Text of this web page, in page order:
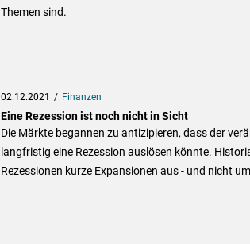
Themen sind.
02.12.2021 Finanzen
Eine Rezession ist noch nicht in Sicht
Die Märkte begannen zu antizipieren, dass der
langfristig eine Rezession auslösen könnte.
Rezessionen kurze Expansionen aus - und nicht